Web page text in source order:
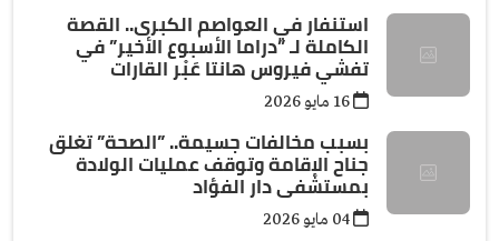
استنفار في العواصم الكبرى.. القصة
الكاملة لـ ”دراما الأسبوع الأخير” في
تفشي فيروس هانتا عَبْر القارات
بسبب مخالفات جسيمة.. ”الصحة” تغلق
جناح الإقامة وتوقف عمليات الولادة
بمستشفى دار الفؤاد